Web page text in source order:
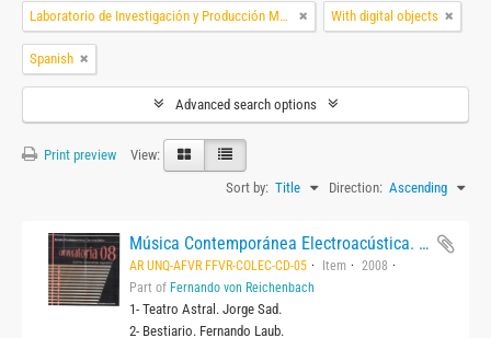
Laboratorio de Investigación y Producción Musical With digital objects
Spanish
Advanced search options
Print preview
View:
Sort by: Title Direction: Ascending
Música Contemporánea Electroacústica. Convocatoria 08, a jóvenes compositores argentinos.
AR UNQ-AFVR FFVR-COLEC-CD-05 Item
2008
Part of Fernando von Reichenbach
1- Teatro Astral. Jorge Sad.
2- Bestiario. Fernando Laub.